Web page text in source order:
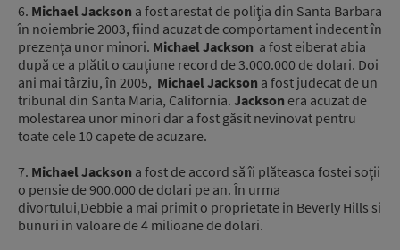
6. Michael Jackson a fost arestat de poliţia din Santa Barbara
în noiembrie 2003, fiind acuzat de comportament indecent în
prezenţa unor minori. Michael Jackson a fost eiberat abia
după ce a plătit o cauţiune record de 3.000.000 de dolari. Doi
ani mai târziu, în 2005, Michael Jackson a fost judecat de un
tribunal din Santa Maria, California. Jackson era acuzat de
molestarea unor minori dar a fost găsit nevinovat pentru
toate cele 10 capete de acuzare.
7. Michael Jackson a fost de accord să îi plăteasca fostei soţii
o pensie de 900.000 de dolari pe an. În urma
divortului,Debbie a mai primit o proprietate in Beverly Hills si
bunuri in valoare de 4 milioane de dolari.